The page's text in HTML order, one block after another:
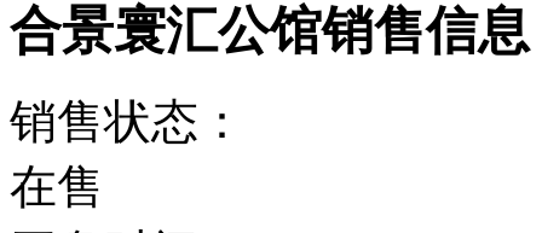
合景寰汇公馆销售信息
销售状态：
在售